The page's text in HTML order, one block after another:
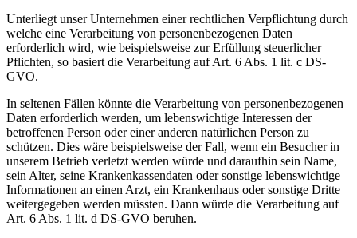
Unterliegt unser Unternehmen einer rechtlichen Verpflichtung durch
welche eine Verarbeitung von personenbezogenen Daten
erforderlich wird, wie beispielsweise zur Erfüllung steuerlicher
Pflichten, so basiert die Verarbeitung auf Art. 6 Abs. 1 lit. c DS-
GVO.
In seltenen Fällen könnte die Verarbeitung von personenbezogenen
Daten erforderlich werden, um lebenswichtige Interessen der
betroffenen Person oder einer anderen natürlichen Person zu
schützen. Dies wäre beispielsweise der Fall, wenn ein Besucher in
unserem Betrieb verletzt werden würde und daraufhin sein Name,
sein Alter, seine Krankenkassendaten oder sonstige lebenswichtige
Informationen an einen Arzt, ein Krankenhaus oder sonstige Dritte
weitergegeben werden müssten. Dann würde die Verarbeitung auf
Art. 6 Abs. 1 lit. d DS-GVO beruhen.